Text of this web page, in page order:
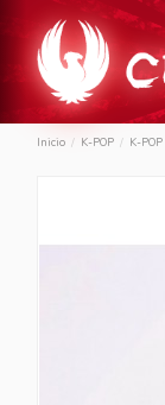
Inicio K-POP K-